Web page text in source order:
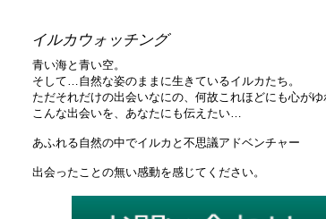
イルカウォッチング
青い海と青い空。
そして…自然な姿のままに生きているイルカたち。
ただそれだけの出会いなにの、何故これほどにも心がゆ
こんな出会いを、あなたにも伝えたい…
あふれる自然の中でイルカと不思議アドベンチャー
出会ったことの無い感動を感じてください。